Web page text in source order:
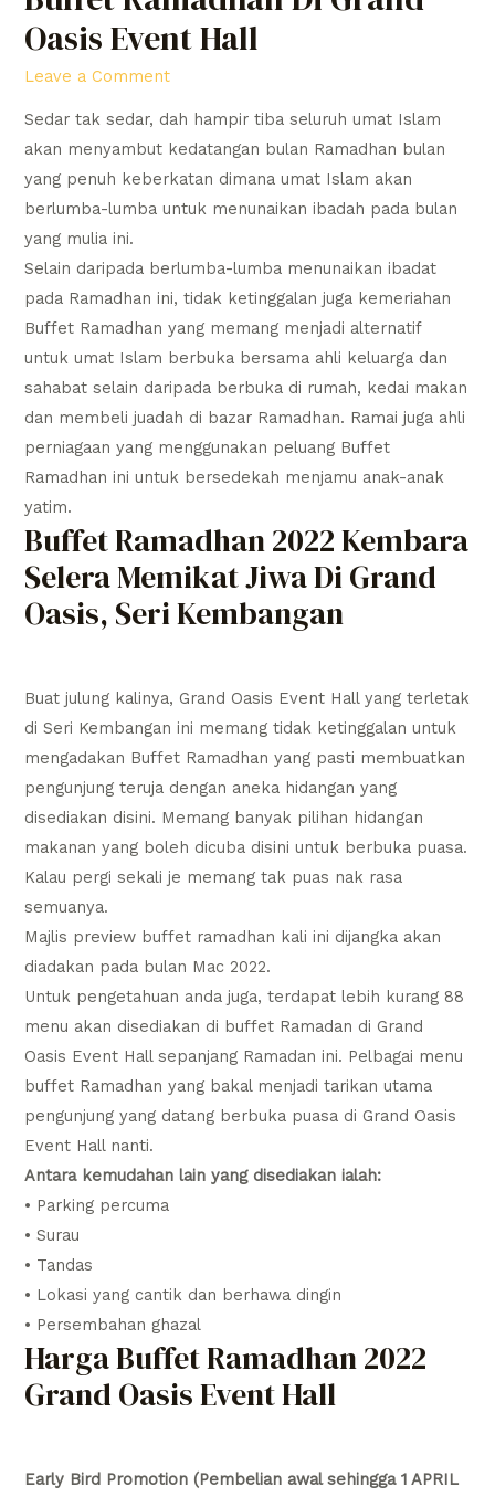
Oasis Event Hall
Leave a Comment
Sedar tak sedar, dah hampir tiba seluruh umat Islam
akan menyambut kedatangan bulan Ramadhan bulan
yang penuh keberkatan dimana umat Islam akan
berlumba-lumba untuk menunaikan ibadah pada bulan
yang mulia ini.
Selain daripada berlumba-lumba menunaikan ibadat
pada Ramadhan ini, tidak ketinggalan juga kemeriahan
Buffet Ramadhan yang memang menjadi alternatif
untuk umat Islam berbuka bersama ahli keluarga dan
sahabat selain daripada berbuka di rumah, kedai makan
dan membeli juadah di bazar Ramadhan. Ramai juga ahli
perniagaan yang menggunakan peluang Buffet
Ramadhan ini untuk bersedekah menjamu anak-anak
yatim.
Buffet Ramadhan 2022 Kembara
Selera Memikat Jiwa Di Grand
Oasis, Seri Kembangan
Buat julung kalinya, Grand Oasis Event Hall yang terletak
di Seri Kembangan ini memang tidak ketinggalan untuk
mengadakan Buffet Ramadhan yang pasti membuatkan
pengunjung teruja dengan aneka hidangan yang
disediakan disini. Memang banyak pilihan hidangan
makanan yang boleh dicuba disini untuk berbuka puasa.
Kalau pergi sekali je memang tak puas nak rasa
semuanya.
Majlis preview buffet ramadhan kali ini dijangka akan
diadakan pada bulan Mac 2022.
Untuk pengetahuan anda juga, terdapat lebih kurang 88
menu akan disediakan di buffet Ramadan di Grand
Oasis Event Hall sepanjang Ramadan ini. Pelbagai menu
buffet Ramadhan yang bakal menjadi tarikan utama
pengunjung yang datang berbuka puasa di Grand Oasis
Event Hall nanti.
Antara kemudahan lain yang disediakan ialah:
• Parking percuma
• Surau
• Tandas
• Lokasi yang cantik dan berhawa dingin
• Persembahan ghazal
Harga Buffet Ramadhan 2022
Grand Oasis Event Hall
Early Bird Promotion (Pembelian awal sehingga 1 APRIL